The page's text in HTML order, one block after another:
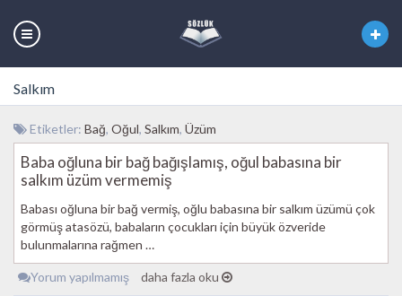
Salkım
Etiketler: Bağ, Oğul, Salkım, Üzüm
Baba oğluna bir bağ bağışlamış, oğul babasına bir
salkım üzüm vermemiş
Babası oğluna bir bağ vermiş, oğlu babasına bir salkım üzümü çok
görmüş atasözü, babaların çocukları için büyük özveride
bulunmalarına rağmen …
Yorum yapılmamış daha fazla oku